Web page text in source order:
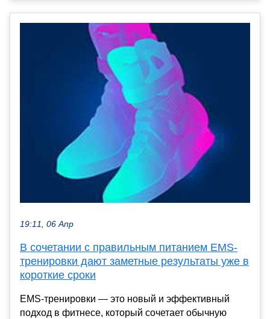
19:11, 06 Апр
В сочетании с правильным питанием EMS-
тренировки дают заметные результаты уже в
короткие сроки
EMS-тренировки — это новый и эффективный
подход в фитнесе, который сочетает обычную